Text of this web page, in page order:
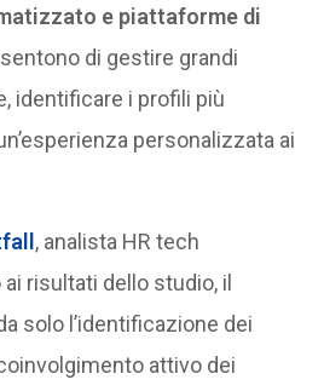
e piattaforme di
di gestire grandi
identificare i profili più
personalizzata ai
, analista HR tech
risultati dello studio, il
solo l’identificazione dei
attivo dei